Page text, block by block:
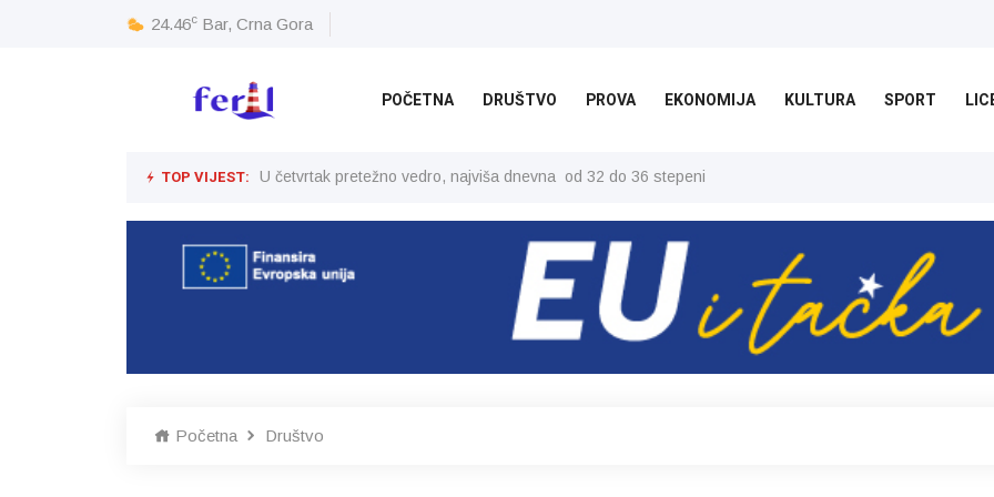
24.46c Bar, Crna Gora
POČETNA DRUŠTVO PROVA EKONOMIJA KULTURA SPORT
TOP VIJEST: U četvrtak pretežno vedro, najviša dnevna od 32 do 36 stepeni
Početna Društvo